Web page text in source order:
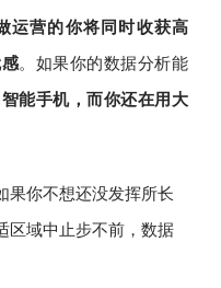
运营的你将同时收获高
。如果你的数据分析能
能手机，而你还在用大
果你不想还没发挥所长
区域中止步不前，数据